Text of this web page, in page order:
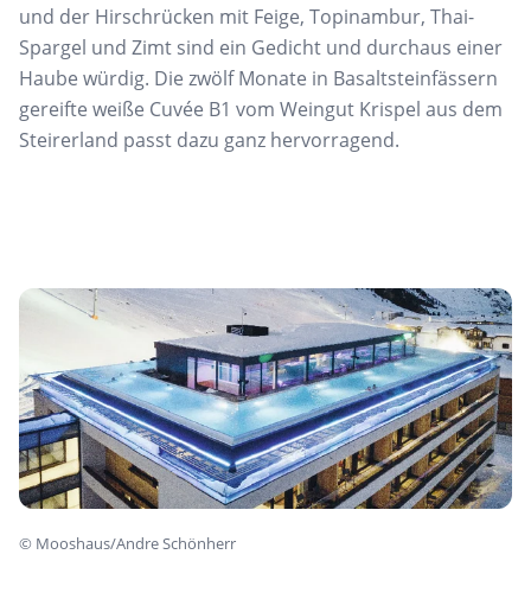
und der Hirschrücken mit Feige, Topinambur, Thai-
Spargel und Zimt sind ein Gedicht und durchaus einer
Haube würdig. Die zwölf Monate in Basaltsteinfässern
gereifte weiße Cuvée B1 vom Weingut Krispel aus dem
Steirerland passt dazu ganz hervorragend.
© Mooshaus/Andre Schönherr